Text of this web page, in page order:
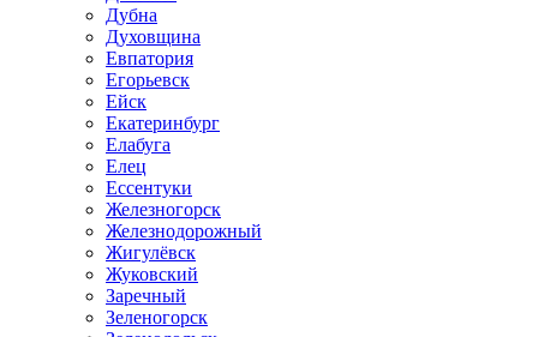
Дубна
Духовщина
Евпатория
Егорьевск
Ейск
Екатеринбург
Елабуга
Елец
Ессентуки
Железногорск
Железнодорожный
Жигулёвск
Жуковский
Заречный
Зеленогорск